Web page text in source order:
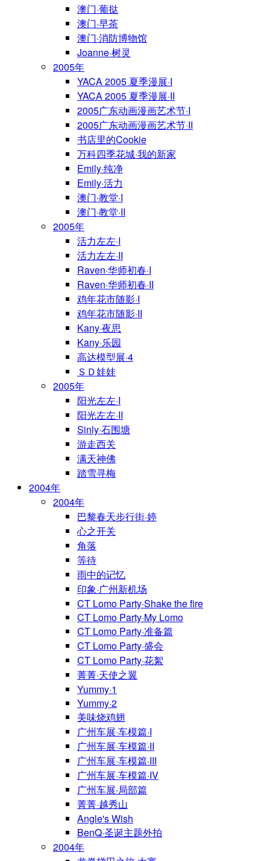
澳门·葡挞
澳门·早茶
澳门·消防博物馆
Joanne·树灵
2005年
YACA 2005 夏季漫展·I
YACA 2005 夏季漫展·II
2005广东动画漫画艺术节·I
2005广东动画漫画艺术节·II
书店里的Cookie
万科四季花城·我的新家
Emily·纯净
Emily·活力
澳门·教堂·I
澳门·教堂·II
2005年
活力左左·I
活力左左·II
Raven·华师初春·I
Raven·华师初春·II
鸡年花市随影·I
鸡年花市随影·II
Kany·夜思
Kany·乐园
高达模型展·4
ＳＤ娃娃
2005年
阳光左左·I
阳光左左·II
Sinly·石围塘
游走西关
满天神佛
踏雪寻梅
2004年
2004年
巴黎春天步行街·婷
心之开关
角落
等待
雨中的记忆
印象·广州新机场
CT Lomo Party·Shake the fire
CT Lomo Party·My Lomo
CT Lomo Party·准备篇
CT Lomo Party·盛会
CT Lomo Party·花絮
菁菁·天使之翼
Yummy·1
Yummy·2
美味烧鸡翅
广州车展·车模篇·I
广州车展·车模篇·II
广州车展·车模篇·III
广州车展·车模篇·IV
广州车展·局部篇
菁菁·越秀山
Angle's Wish
BenQ·圣诞主题外拍
2004年